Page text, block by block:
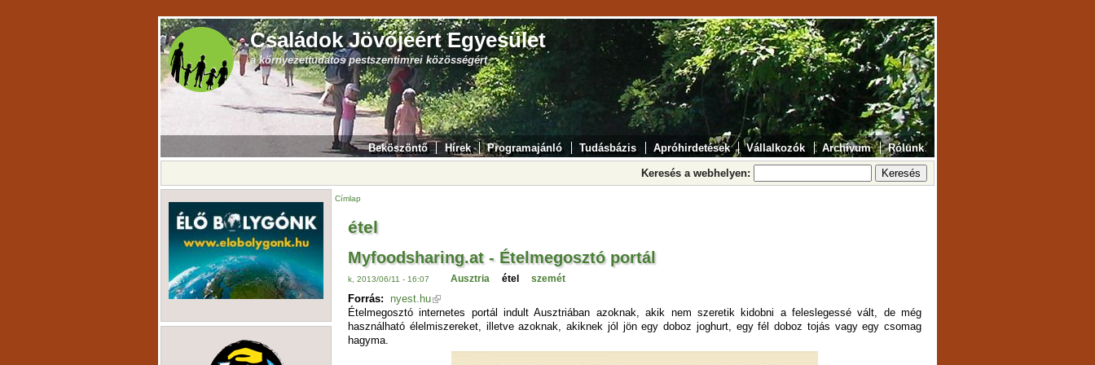
Családok Jövőjéért Egyesület
a környezettudatos pestszentimrei közösségért
Beköszöntő Hírek Programajánló Tudásbázis Apróhirdetések Vállalkozók Archívum Rólunk
Keresés a webhelyen:
Címlap
étel
Myfoodsharing.at - Ételmegosztó portál
k, 2013/06/11 - 16:07 Ausztria étel szemét
Forrás:
nyest.hu
Ételmegosztó internetes portál indult Ausztriában azoknak, akik nem szeretik kidobni a feleslegessé vált, de még
használható élelmiszereket, illetve azoknak, akiknek jól jön egy doboz joghurt, egy fél doboz tojás vagy egy csomag
hagyma.